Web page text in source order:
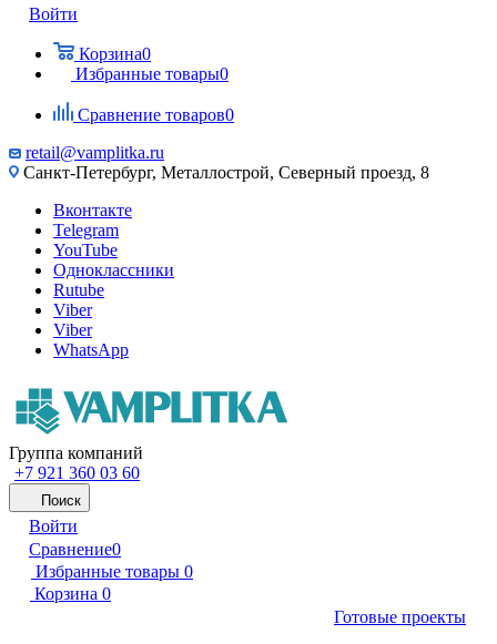
Войти
Корзина0
Избранные товары0
Сравнение товаров0
retail@vamplitka.ru
Санкт-Петербург, Металлострой, Северный проезд, 8
Вконтакте
Telegram
YouTube
Одноклассники
Rutube
Viber
Viber
WhatsApp
Группа компаний
+7 921 360 03 60
Поиск
Войти
Сравнение0
Избранные товары 0
Корзина 0
Готовые проекты